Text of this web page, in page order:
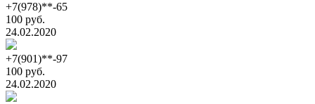
+7(978)**-65
100 руб.
24.02.2020
+7(901)**-97
100 руб.
24.02.2020